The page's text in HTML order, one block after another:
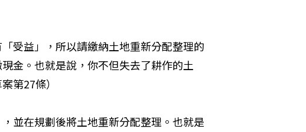
受益」，所以請繳納土地重新分配整理的
金。也就是說，你不但失去了耕作的土
第27條）
並在規劃後將土地重新分配整理。也就是